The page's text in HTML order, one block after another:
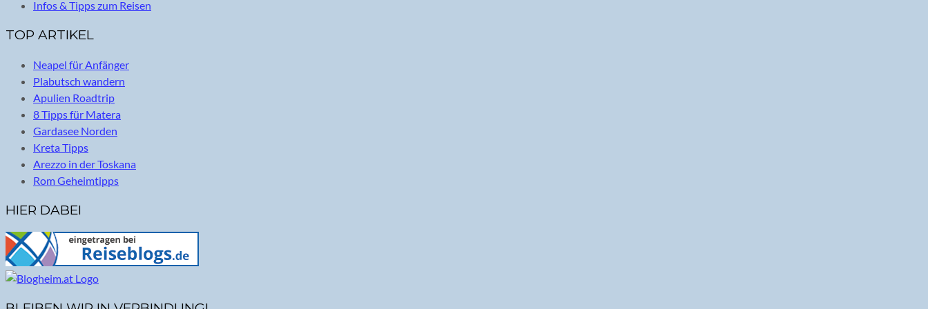
Infos & Tipps zum Reisen
TOP ARTIKEL
Neapel für Anfänger
Plabutsch wandern
Apulien Roadtrip
8 Tipps für Matera
Gardasee Norden
Kreta Tipps
Arezzo in der Toskana
Rom Geheimtipps
HIER DABEI